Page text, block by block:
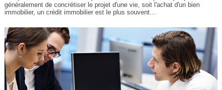
généralement de concrétiser le projet d'une vie, soit l'achat d'un bien
immobilier, un crédit immobilier est le plus souvent...